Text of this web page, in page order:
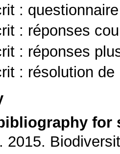
:
: réponses
: réponses
: résolution de
for
2015.